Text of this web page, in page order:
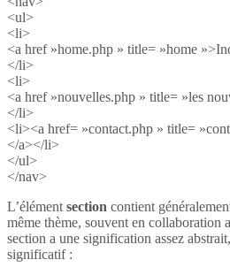
<ul>
<li>
<a href »home.php » title= »home
</li>
<li>
<a href »nouvelles.php » title= »les
</li>
<li><a href= »contact.php » title=
</a></li>
</ul>
</nav>
L’élément section contient
même thème, souvent en collaboration
section a une signification assez
significatif :